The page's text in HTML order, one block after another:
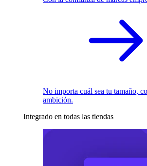
No importa cuál sea tu tamaño,
ambición.
Integrado en todas las tiendas